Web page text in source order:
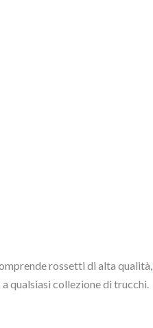
rossetti di alta qualità,
qualsiasi collezione di trucchi.